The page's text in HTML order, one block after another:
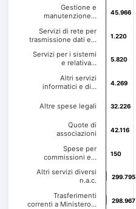
45.966
45.966
1.220
1.220
5.820
5.820
4.269
4.269
32.226
32.226
42.116
42.116
150
150
299.795
299.795
298.967
298.967
Gestione e
manutenzione…
Servizi di rete per
trasmissione dati e…
Servizi per i sistemi
e relativa…
Altri servizi
informatici e di…
Altre spese legali
Quote di
associazioni
Spese per
commissioni e…
Altri servizi diversi
n.a.c.
Trasferimenti
correnti a Ministero…